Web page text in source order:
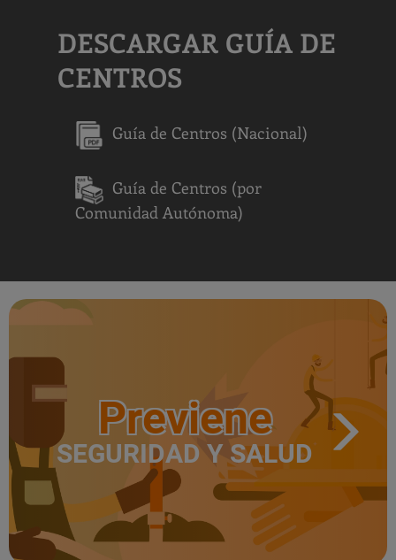
DESCARGAR GUÍA DE
CENTROS
Guía de Centros (Nacional)
Guía de Centros (por
Comunidad Autónoma)
Previene
SEGURIDAD Y SALUD